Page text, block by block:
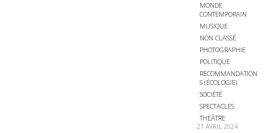
MONDE
CONTEMPORAIN
MUSIQUE
NON CLASSÉ
PHOTOGRAPHIE
POLITIQUE
RECOMMANDATION
S (ÉCOLOGIE)
SOCIÉTÉ
SPECTACLES
THÉÂTRE
21 AVRIL 2024